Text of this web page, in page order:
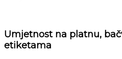
Umjetnost na platnu,
etiketama